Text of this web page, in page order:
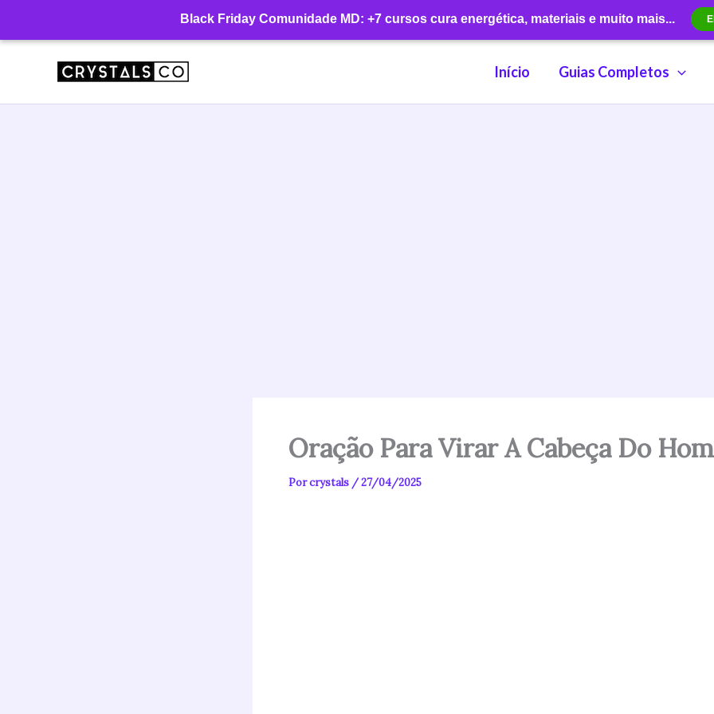
Black Friday Comunidade MD: +7 cursos cura energética, materiais e muito mais...
conteúdo
Início Guias Completos
Oração Para Virar A Cabeça Do
Porcrystals /27/04/2025